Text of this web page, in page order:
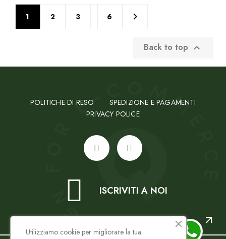
1 2 3
…
6 
Back to top 
POLITICHE DI RESO
SPEDIZIONE E PAGAMENTI
PRIVACY POLICE
ISCRIVITI A NOI
Utilizziamo cookie per migliorare la tua